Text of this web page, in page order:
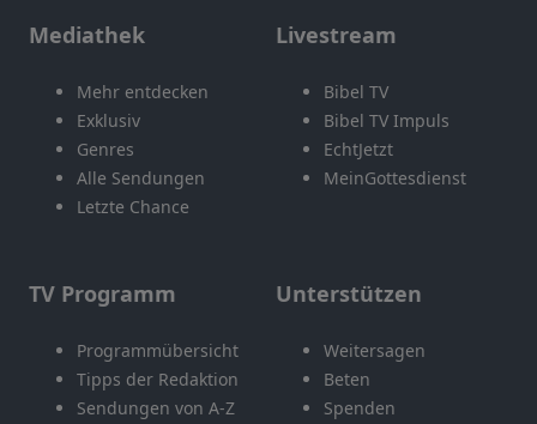
Mediathek
Mehr entdecken
Exklusiv
Genres
Alle Sendungen
Letzte Chance
Livestream
Bibel TV
Bibel TV Impuls
EchtJetzt
MeinGottesdienst
TV Programm
Programmübersicht
Tipps der Redaktion
Sendungen von A-Z
Unterstützen
Weitersagen
Beten
Spenden